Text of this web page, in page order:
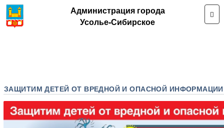
Администрация города
Усолье-Сибирское
ЗАЩИТИМ ДЕТЕЙ ОТ ВРЕДНОЙ И ОПАСНОЙ